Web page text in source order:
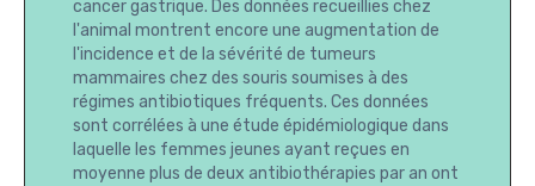
cancer gastrique. Des données recueillies chez
l'animal montrent encore une augmentation de
l'incidence et de la sévérité de tumeurs
mammaires chez des souris soumises à des
régimes antibiotiques fréquents. Ces données
sont corrélées à une étude épidémiologique dans
laquelle les femmes jeunes ayant reçues en
moyenne plus de deux antibiothérapies par an ont